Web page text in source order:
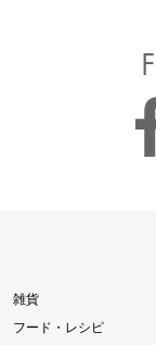
雑貨
フード・レシピ